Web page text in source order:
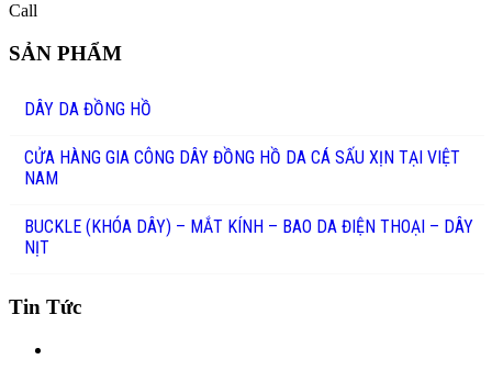
Call
SẢN PHẨM
DÂY DA ĐỒNG HỒ
CỬA HÀNG GIA CÔNG DÂY ĐỒNG HỒ DA CÁ SẤU XỊN TẠI VIỆT
NAM
BUCKLE (KHÓA DÂY) – MẮT KÍNH – BAO DA ĐIỆN THOẠI – DÂY
NỊT
Tin Tức